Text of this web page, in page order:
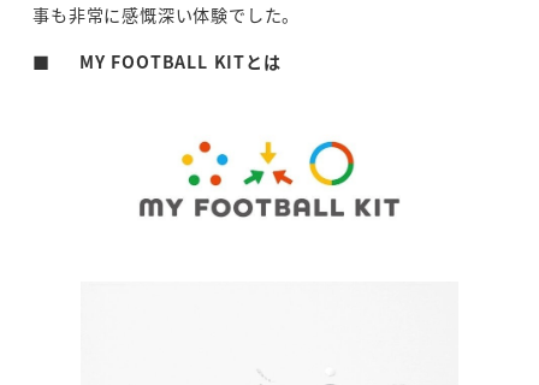
事も非常に感慨深い体験でした。
■ MY FOOTBALL KITとは